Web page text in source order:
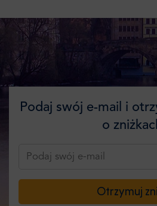
Podaj swój e-mail i
o
Otrzymuj